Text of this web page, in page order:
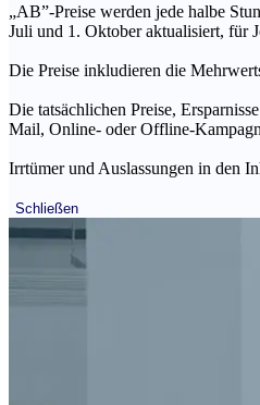
„AB”-Preise werden jede halbe
Juli und 1. Oktober aktualisiert, für
Die Preise inkludieren die
Die tatsächlichen Preise,
Mail, Online- oder Offline-
Irrtümer und Auslassungen in den
Schließen